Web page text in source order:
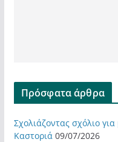
Πρόσφατα άρθρα
Σχολιάζοντας σχόλιο
Καστοριά 09/07/2026